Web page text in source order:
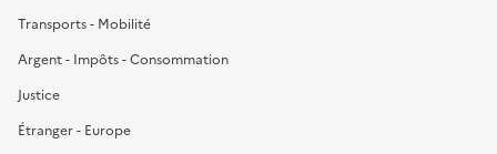
Transports - Mobilité
Argent - Impôts - Consommation
Justice
Étranger - Europe